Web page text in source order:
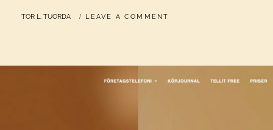
FÖR
BY
TOR L. TUORDA LEAVE A COMMENT